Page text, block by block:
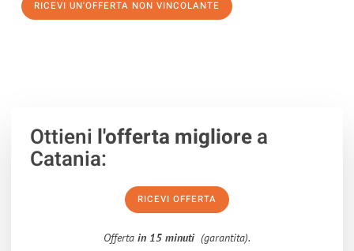
RICEVI UN'OFFERTA NON VINCOLANTE
Ottieni l'offerta migliorea
Catania:
RICEVI OFFERTA
Offerta in 15 minuti (garantita).